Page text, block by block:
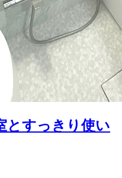
とすっきり使い